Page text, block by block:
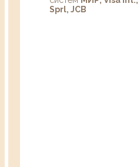
Sprl, JCB